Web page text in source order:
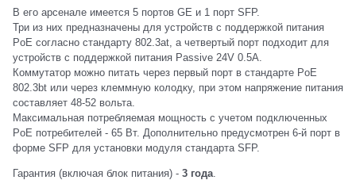
В его арсенале имеется 5 портов GE и 1 порт SFP.
Три из них предназначены для устройств с поддержкой питания
PoE согласно стандарту 802.3at, а четвертый порт подходит для
устройств с поддержкой питания Passive 24V 0.5A.
Коммутатор можно питать через первый порт в стандарте PoE
802.3bt или через клеммную колодку, при этом напряжение питания
составляет 48-52 вольта.
Максимальная потребляемая мощность с учетом подключенных
PoE потребителей - 65 Вт. Дополнительно предусмотрен 6-й порт в
форме SFP для установки модуля стандарта SFP.
Гарантия (включая блок питания) - 3 года.